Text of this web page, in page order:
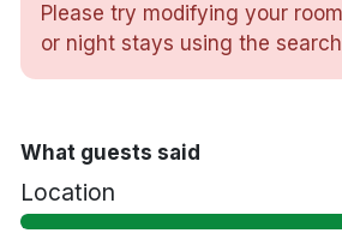
Värdeskåp
Skrivbord
Hårtork
Gratis toalettartiklar
Bastu
Gym
Please try modifying your
or night stays using the
What guests said
Location